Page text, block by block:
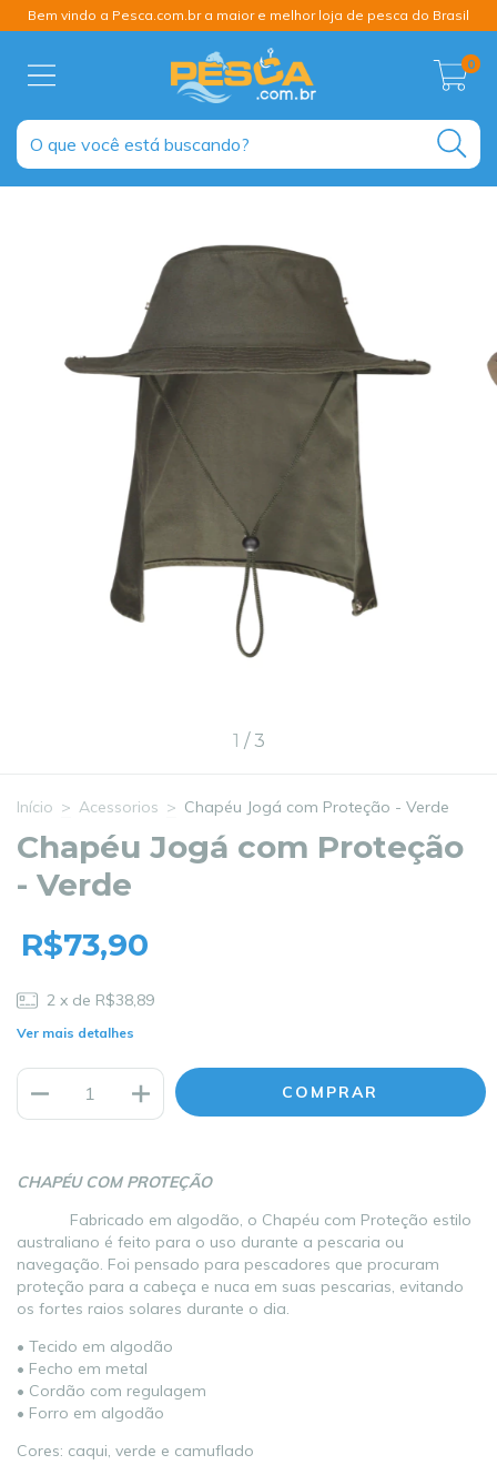
Bem vindo a Pesca.com.br a maior e melhor loja de pesca do Brasil
0
1 /3
Início > Acessorios > Chapéu Jogá com Proteção - Verde
Chapéu Jogá com Proteção
- Verde
R$73,90
2 x de R$38,89
Ver mais detalhes
CHAPÉU COM PROTEÇÃO
Fabricado em algodão, o Chapéu com Proteção estilo
australiano é feito para o uso durante a pescaria ou
navegação. Foi pensado para pescadores que procuram
proteção para a cabeça e nuca em suas pescarias, evitando
os fortes raios solares durante o dia.
• Tecido em algodão
• Fecho em metal
• Cordão com regulagem
• Forro em algodão
Cores: caqui, verde e camuflado